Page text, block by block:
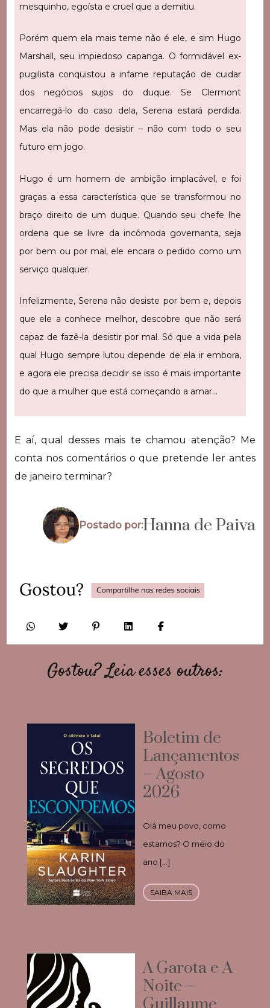
mesquinho, egoísta e cruel que a demitiu.
Porém quem ela mais teme não é ele, e sim Hugo
Marshall, seu impiedoso capanga. O formidável ex-
pugilista conquistou a infame reputação de cuidar
dos negócios sujos do duque. Se Clermont
encarregá-lo do caso dela, Serena estará perdida.
Mas ela não pode desistir – não com todo o seu
futuro em jogo.
Hugo é um homem de ambição implacável, e foi
graças a essa característica que se transformou no
braço direito de um duque. Quando seu chefe lhe
ordena que se livre da incômoda governanta, seja
por bem ou por mal, ele encara o pedido como um
serviço qualquer.
Infelizmente, Serena não desiste por bem e, depois
que ele a conhece melhor, descobre que não será
capaz de fazê-la desistir por mal. Só que a vida pela
qual Hugo sempre lutou depende de ela ir embora,
e agora ele precisa decidir se isso é mais importante
do que a mulher que está começando a amar…
E aí, qual desses mais te chamou atenção? Me
conta nos comentários o que pretende ler antes
de janeiro terminar?
Postado por:Hanna de Paiva
Gostou? Leia esses outros:
Boletim de
Lançamentos
– Agosto
2026
Olá meu povo, como
estamos? O meio do
ano […]
SAIBA MAIS
A Garota e A
Noite –